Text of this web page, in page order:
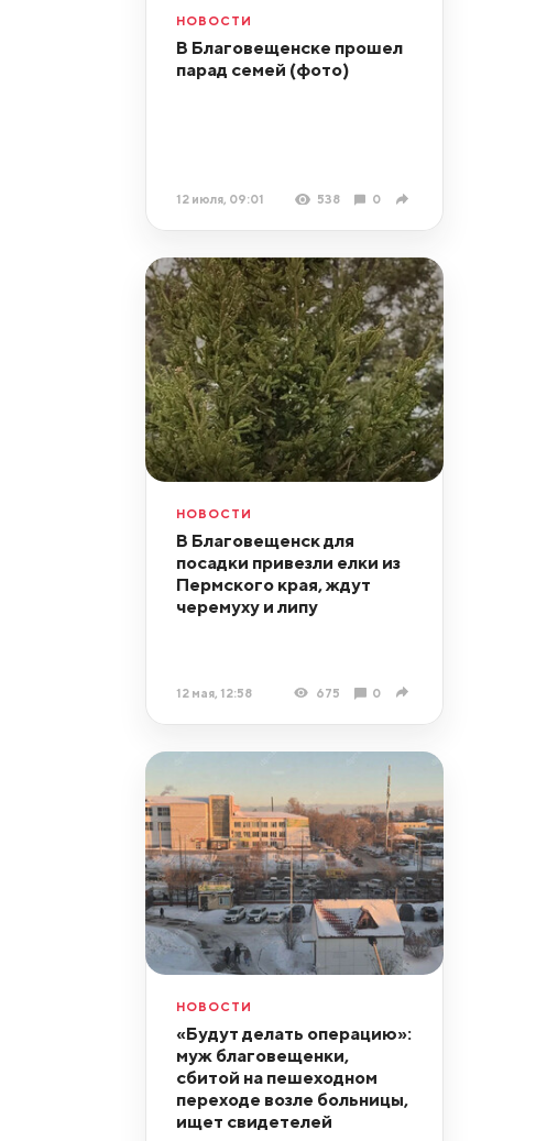
НОВОСТИ
В Благовещенске прошел
парад семей (фото)
12 июля, 09:01 538 0
НОВОСТИ
В Благовещенск для
посадки привезли елки из
Пермского края, ждут
черемуху и липу
12 мая, 12:58 675 0
НОВОСТИ
«Будут делать операцию»:
муж благовещенки,
сбитой на пешеходном
переходе возле больницы,
ищет свидетелей